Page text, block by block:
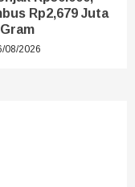
Rp2,679 Juta
08/2026